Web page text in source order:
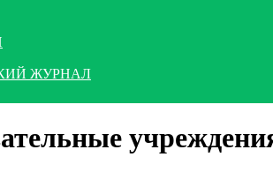
ЖУРНАЛ